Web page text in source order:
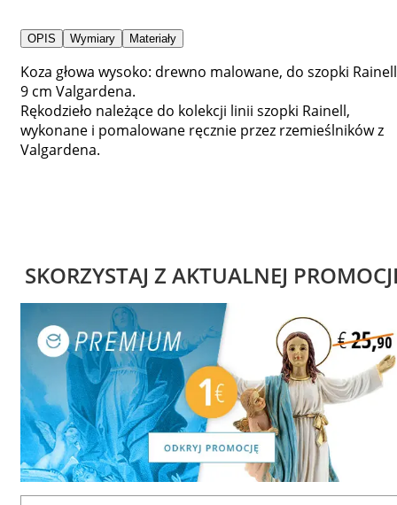
OPIS Wymiary Materiały
Koza głowa wysoko: drewno malowane, do szopki Rainell
9 cm Valgardena.
Rękodzieło należące do kolekcji linii szopki Rainell,
wykonane i pomalowane ręcznie przez rzemieślników z
Valgardena.
SKORZYSTAJ Z AKTUALNEJ